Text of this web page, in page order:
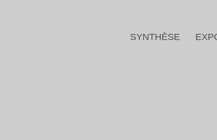
SYNTHÈSE